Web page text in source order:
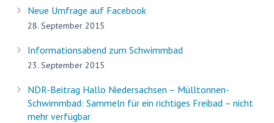
Neue Umfrage auf Facebook
28. September 2015
Informationsabend zum Schwimmbad
23. September 2015
NDR-Beitrag Hallo Niedersachsen – Mülltonnen-
Schwimmbad: Sammeln für ein richtiges Freibad – nicht
mehr verfügbar